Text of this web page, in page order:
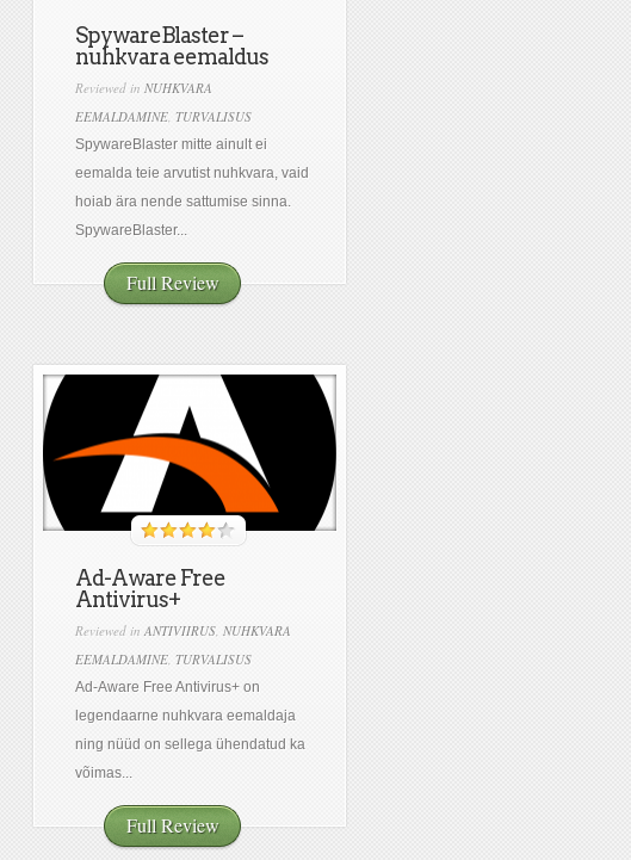
SpywareBlaster –
nuhkvara eemaldus
Reviewed in NUHKVARA
EEMALDAMINE, TURVALISUS
SpywareBlaster mitte ainult ei
eemalda teie arvutist nuhkvara, vaid
hoiab ära nende sattumise sinna.
SpywareBlaster...
Full Review
Ad-Aware Free
Antivirus+
Reviewed in ANTIVIIRUS, NUHKVARA
EEMALDAMINE, TURVALISUS
Ad-Aware Free Antivirus+ on
legendaarne nuhkvara eemaldaja
ning nüüd on sellega ühendatud ka
võimas...
Full Review